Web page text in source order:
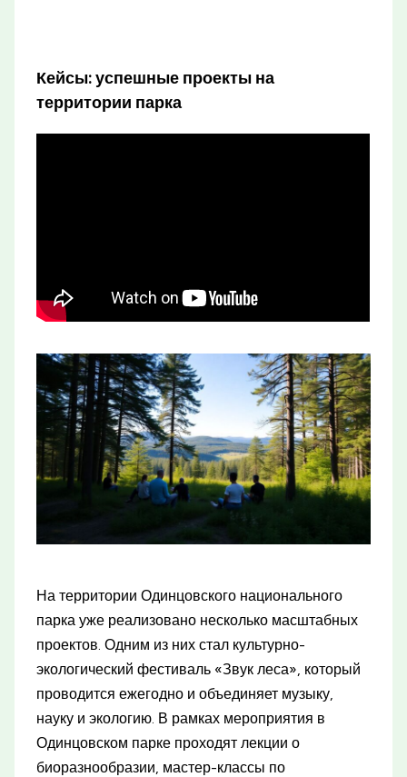
Кейсы: успешные проекты на
территории парка
На территории Одинцовского национального
парка уже реализовано несколько масштабных
проектов. Одним из них стал культурно-
экологический фестиваль «Звук леса», который
проводится ежегодно и объединяет музыку,
науку и экологию. В рамках мероприятия в
Одинцовском парке проходят лекции о
биоразнообразии, мастер-классы по